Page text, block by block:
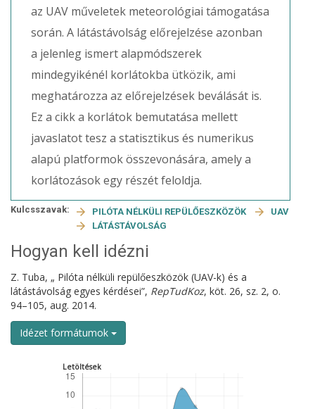
az UAV műveletek meteorológiai támogatása
során. A látástávolság előrejelzése azonban
a jelenleg ismert alapmódszerek
mindegyikénél korlátokba ütközik, ami
meghatározza az előrejelzések beválását is.
Ez a cikk a korlátok bemutatása mellett
javaslatot tesz a statisztikus és numerikus
alapú platformok összevonására, amely a
korlátozások egy részét feloldja.
Kulcsszavak: PILÓTA NÉLKÜLI REPÜLŐESZKÖZÖK
UAV
LÁTÁSTÁVOLSÁG
Hogyan kell idézni
Z. Tuba, „ Pilóta nélküli repülőeszközök (UAV-k) és a
látástávolság egyes kérdései”, RepTudKoz, köt. 26, sz. 2, o.
94–105, aug. 2014.
Idézet formátumok
Letöltések